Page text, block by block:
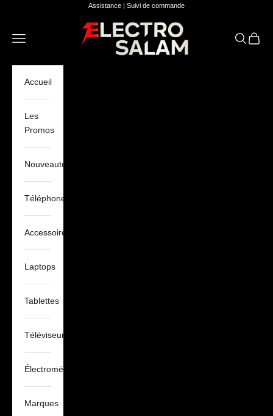
Assistance | Suivi de commande
Electro Salam
Ouvrir la navigation
Ouvrir la
Voir
Accueil
Les
Promos
Nouveautés
Téléphones
Accessoires
Laptops
Tablettes
Téléviseurs
Électroménagers
Marques